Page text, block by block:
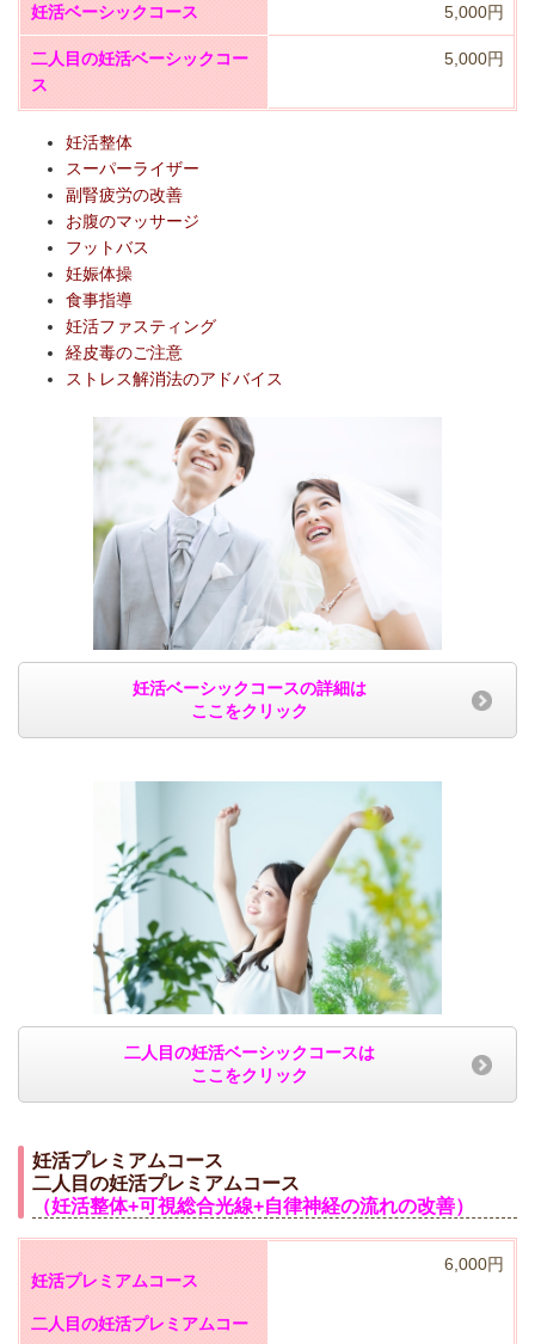
妊活ベーシックコース 5,000円
二人目の妊活ベーシックコー
ス
5,000円
妊活整体
スーパーライザー
副腎疲労の改善
お腹のマッサージ
フットバス
妊娠体操
食事指導
妊活ファスティング
経皮毒のご注意
ストレス解消法のアドバイス
妊活ベーシックコースの詳細は
ここをクリック
二人目の妊活ベーシックコースは
ここをクリック
妊活プレミアムコース
二人目の妊活プレミアムコース
（妊活整体+可視総合光線+自律神経の流れの改善）
妊活プレミアムコース
二人目の妊活プレミアムコー
6,000円